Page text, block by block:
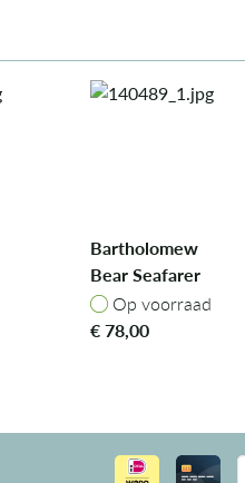
Bartholomew
Bear Seafarer
Outfit
Op voorraad
Op voorraad
€78,00